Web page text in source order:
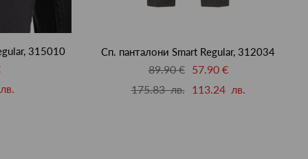
315010 Сп. панталони Smart Regular, 312034
89.90 €
57.90 €
175.83 лв.
113.24 лв.